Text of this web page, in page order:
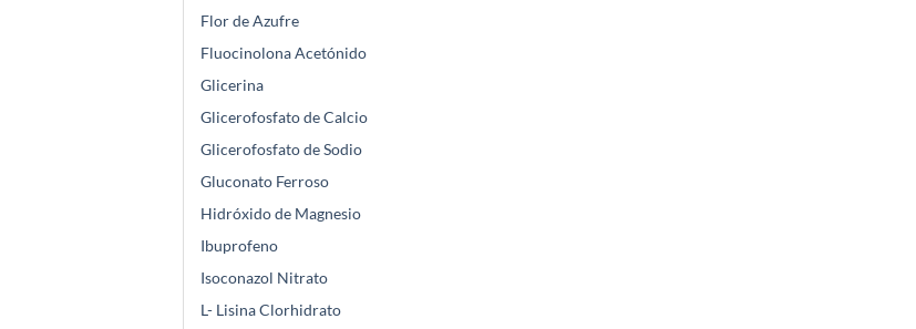
Flor de Azufre
Fluocinolona Acetónido
Glicerina
Glicerofosfato de Calcio
Glicerofosfato de Sodio
Gluconato Ferroso
Hidróxido de Magnesio
Ibuprofeno
Isoconazol Nitrato
L- Lisina Clorhidrato